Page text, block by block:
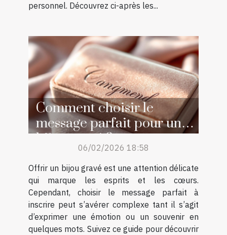
personnel. Découvrez ci-après les...
Comment choisir le
message parfait pour un
bijou gravé ?
06/02/2026 18:58
Offrir un bijou gravé est une attention délicate
qui marque les esprits et les cœurs.
Cependant, choisir le message parfait à
inscrire peut s’avérer complexe tant il s’agit
d’exprimer une émotion ou un souvenir en
quelques mots. Suivez ce guide pour découvrir